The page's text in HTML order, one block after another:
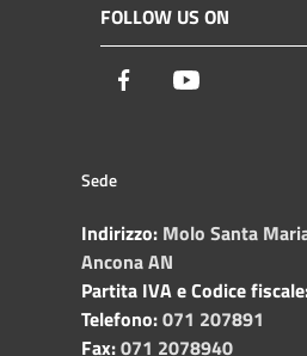
FOLLOW US ON
Facebook
Sede
Indirizzo: Molo Santa
Ancona AN
Partita IVA e Codice
Telefono:071 207891
Fax:071 2078940